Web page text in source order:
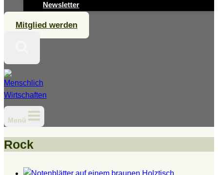
Newsletter
Mitglied werden
Menü
Rock